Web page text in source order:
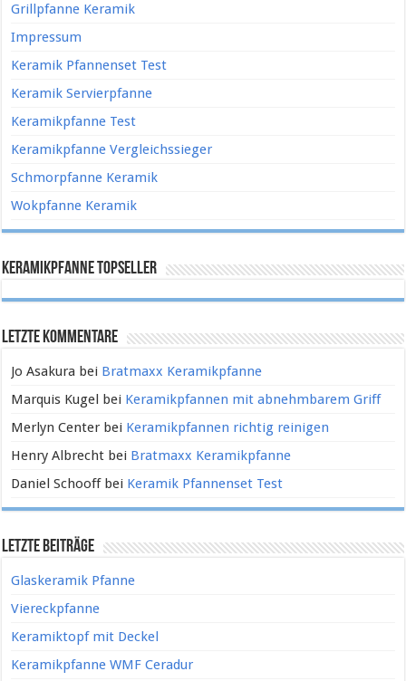
Grillpfanne Keramik
Impressum
Keramik Pfannenset Test
Keramik Servierpfanne
Keramikpfanne Test
Keramikpfanne Vergleichssieger
Schmorpfanne Keramik
Wokpfanne Keramik
Keramikpfanne Topseller
Letzte Kommentare
Jo Asakura bei Bratmaxx Keramikpfanne
Marquis Kugel bei Keramikpfannen mit abnehmbarem Griff
Merlyn Center bei Keramikpfannen richtig reinigen
Henry Albrecht bei Bratmaxx Keramikpfanne
Daniel Schooffbei Keramik Pfannenset Test
Letzte Beiträge
Glaskeramik Pfanne
Viereckpfanne
Keramiktopf mit Deckel
Keramikpfanne WMF Ceradur